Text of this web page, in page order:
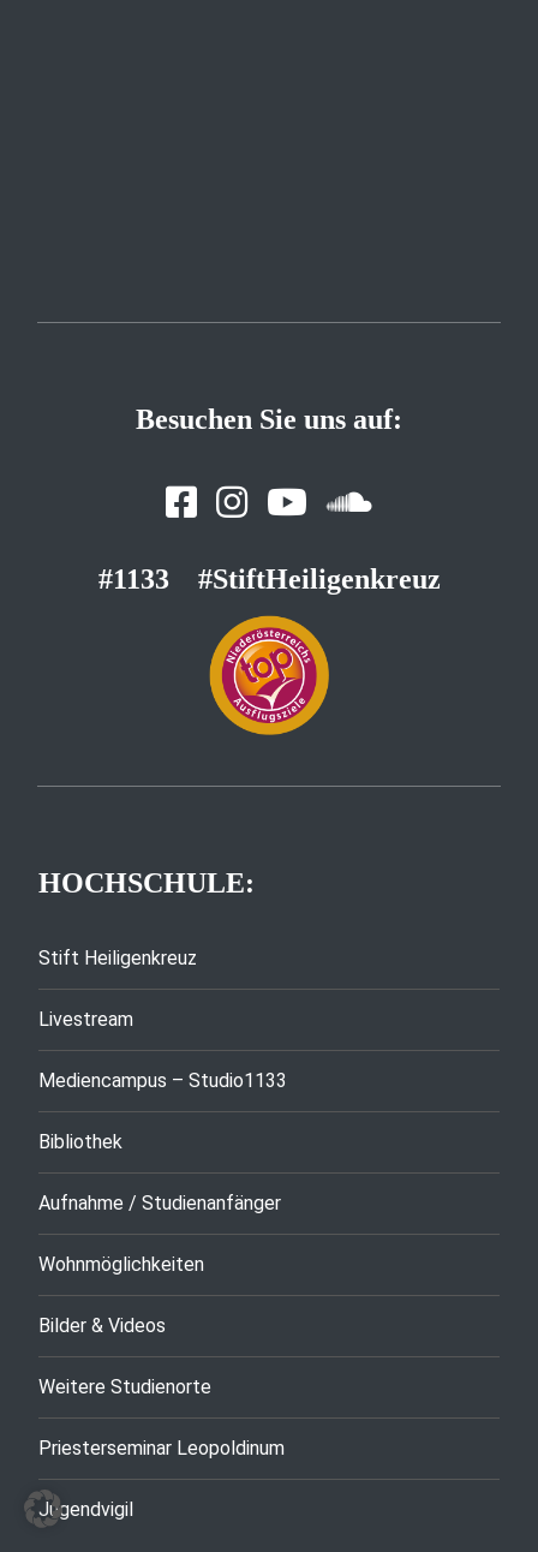
Besuchen Sie uns auf:
#1133 #StiftHeiligenkreuz
HOCHSCHULE:
Stift Heiligenkreuz
Livestream
Mediencampus – Studio1133
Bibliothek
Aufnahme / Studienanfänger
Wohnmöglichkeiten
Bilder & Videos
Weitere Studienorte
Priesterseminar Leopoldinum
Jugendvigil